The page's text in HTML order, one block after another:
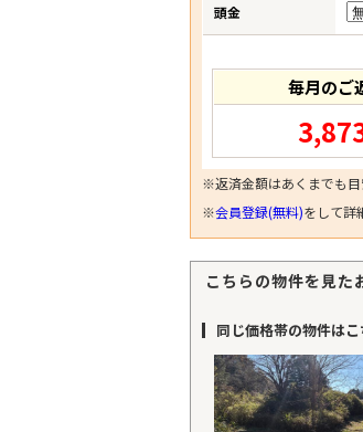
頭金
毎月のご
※返済金額はあくまでも目
※会員登録(無料)をして詳
こちらの物件を見た
同じ価格帯の物件はこ